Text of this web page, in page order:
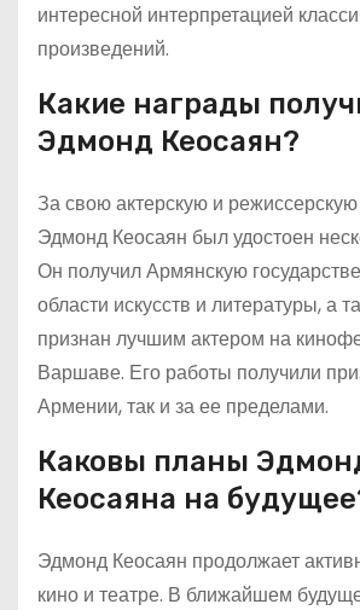
интересной интерпретацией
произведений.
Какие награды
Эдмонд Кеосаян?
За свою актерскую и
Эдмонд Кеосаян был удостоен
Он получил Армянскую
области искусств и литературы, а
признан лучшим актером на
Варшаве. Его работы получили
Армении, так и за ее пределами.
Каковы планы
Кеосаяна на
Эдмонд Кеосаян продолжает
кино и театре. В ближайшем